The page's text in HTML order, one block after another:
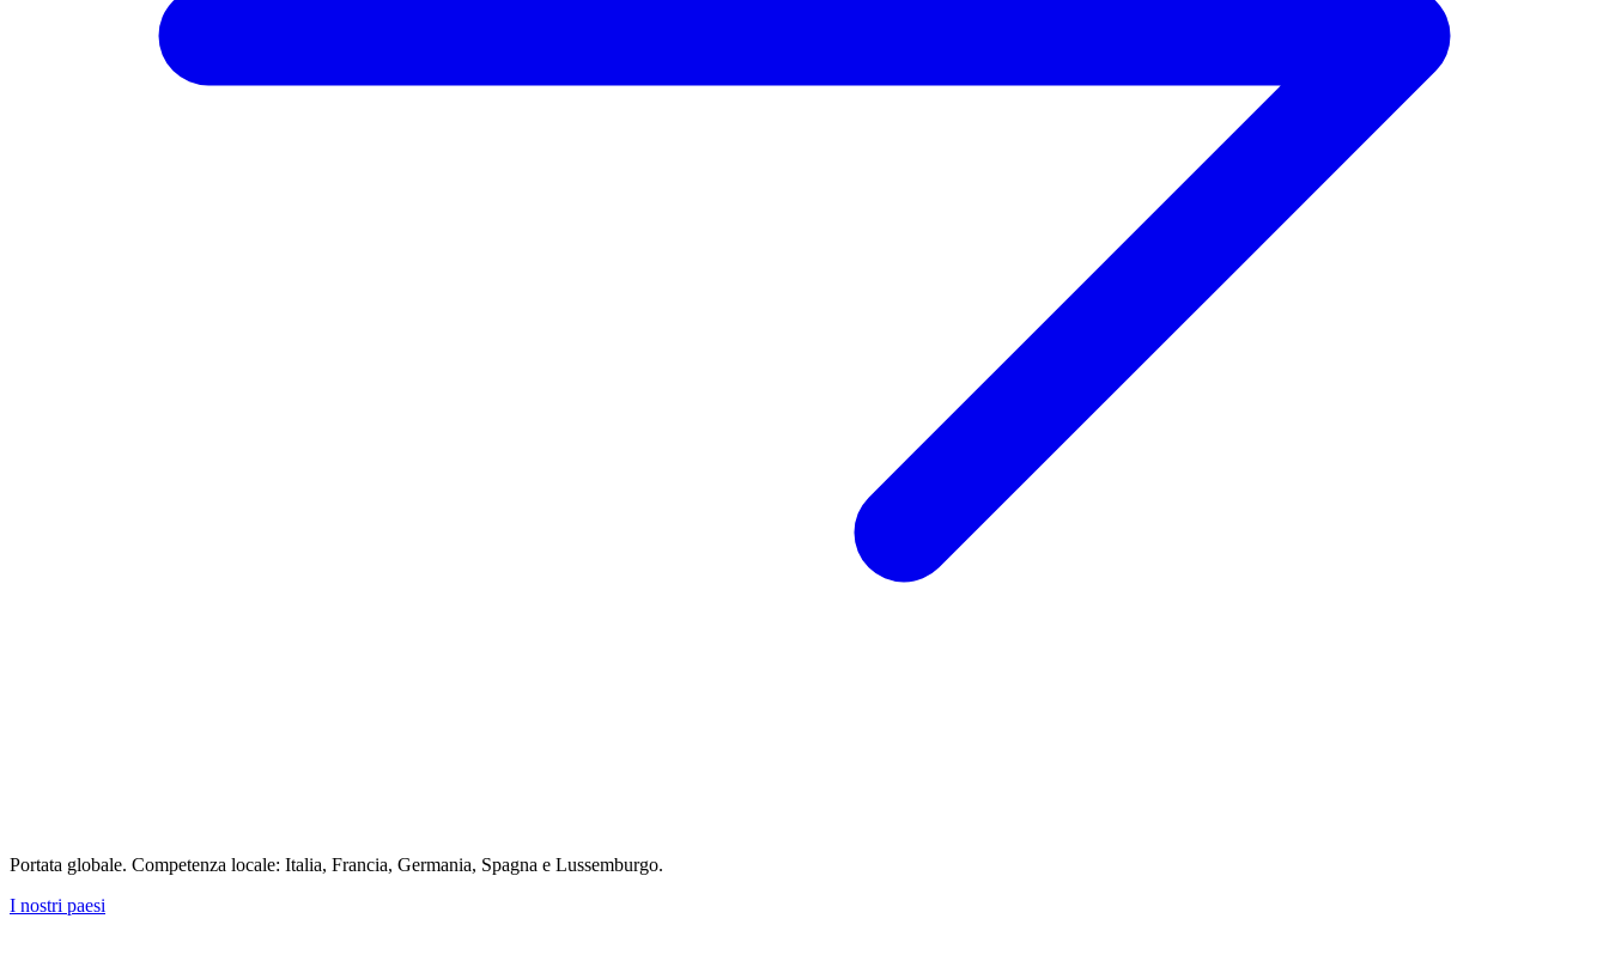
Portata globale. Competenza locale: Italia, Francia, Germania, Spagna e Lussemburgo.
I nostri paesi